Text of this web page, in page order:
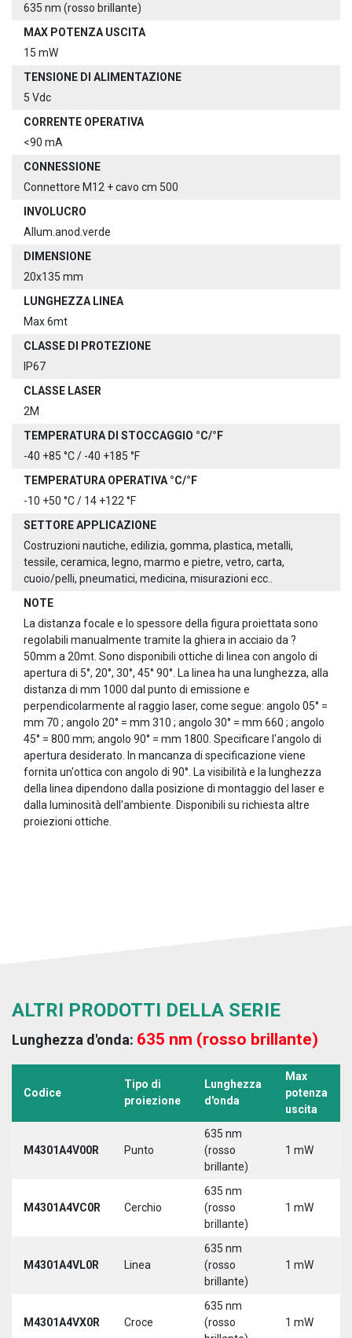
635 nm (rosso brillante)
MAX POTENZA USCITA
15 mW
TENSIONE DI ALIMENTAZIONE
5 Vdc
CORRENTE OPERATIVA
<90 mA
CONNESSIONE
Connettore M12 + cavo cm 500
INVOLUCRO
Allum.anod.verde
DIMENSIONE
20x135 mm
LUNGHEZZA LINEA
Max 6mt
CLASSE DI PROTEZIONE
IP67
CLASSE LASER
2M
TEMPERATURA DI STOCCAGGIO °C/°F
-40 +85 °C / -40 +185 °F
TEMPERATURA OPERATIVA °C/°F
-10 +50 °C / 14 +122 °F
SETTORE APPLICAZIONE
Costruzioni nautiche, edilizia, gomma, plastica, metalli,
tessile, ceramica, legno, marmo e pietre, vetro, carta,
cuoio/pelli, pneumatici, medicina, misurazioni ecc..
NOTE
La distanza focale e lo spessore della figura proiettata sono
regolabili manualmente tramite la ghiera in acciaio da ?
50mm a 20mt. Sono disponibili ottiche di linea con angolo di
apertura di 5°, 20°, 30°, 45° 90°. La linea ha una lunghezza, alla
distanza di mm 1000 dal punto di emissione e
perpendicolarmente al raggio laser, come segue: angolo 05° =
mm 70 ; angolo 20° = mm 310 ; angolo 30° = mm 660 ; angolo
45° = 800 mm; angolo 90° = mm 1800. Specificare l'angolo di
apertura desiderato. In mancanza di specificazione viene
fornita un'ottica con angolo di 90°. La visibilità e la lunghezza
della linea dipendono dalla posizione di montaggio del laser e
dalla luminosità dell'ambiente. Disponibili su richiesta altre
proiezioni ottiche.
ALTRI PRODOTTI DELLA SERIE
Lunghezza d'onda: 635 nm (rosso brillante)
Codice
Tipo di
proiezione
Lunghezza
d'onda
Max
potenza
uscita
M4301A4V00R Punto
635 nm
(rosso
brillante)
1 mW
M4301A4VC0R Cerchio
635 nm
(rosso
brillante)
1 mW
M4301A4VL0R Linea
635 nm
(rosso
brillante)
1 mW
M4301A4VX0R Croce
635 nm
(rosso
1 mW